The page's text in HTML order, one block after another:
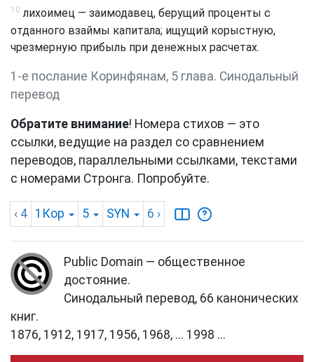
10 лихоимец — заимодавец, берущий проценты с
отданного взаймы капитала; ищущий корыстную,
чрезмерную прибыль при денежных расчетах.
1-е послание Коринфянам, 5 глава. Синодальный
перевод
Обратите внимание! Номера стихов — это
ссылки, ведущие на раздел со сравнением
переводов, параллельными ссылками, текстами
с номерами Стронга. Попробуйте.
‹ 4 1Кор 5 SYN 6 ›
Public Domain — общественное
достояние.
Синодальный перевод, 66 канонических
книг.
1876, 1912, 1917, 1956, 1968, ... 1998 ...